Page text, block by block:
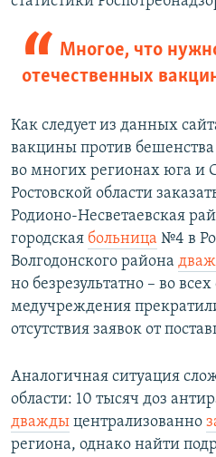
Многое, что
отечественных
Как следует из данных
вакцины против
во многих регионах юга и
Ростовской области
Родионо-Несветаевская
городская больница №4 в
Волгодонского района
но безрезультатно – во
медучреждения
отсутствия заявок от
Аналогичная ситуация
области: 10 тысяч доз
дважды централизованно
региона, однако найти